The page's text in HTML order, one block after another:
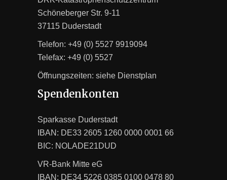
Schöneberger Str. 9-11
37115 Duderstadt
Telefon: +49 (0) 5527 9919094
Telefax: +49 (0) 5527
Öffnungszeiten: siehe Dienstplan
Spendenkonten
Sparkasse Duderstadt
IBAN: DE33 2605 1260 0000 0001 66
BIC: NOLADE21DUD
VR-Bank Mitte eG
IBAN: DE34 5226 0385 0100 0478 80